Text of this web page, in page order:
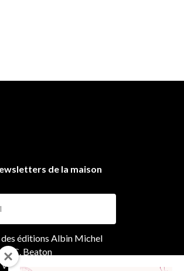
de la maison
des éditions Albin Michel
M.C. Beaton
pratique